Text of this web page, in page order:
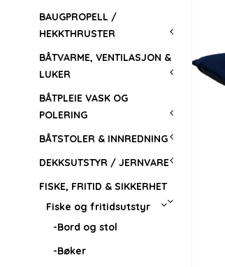
BAUGPROPELL /
HEKKTHRUSTER
BÅTVARME, VENTILASJON &
LUKER
BÅTPLEIE VASK OG
POLERING
BÅTSTOLER & INNREDNING
DEKKSUTSTYR / JERNVARE
FISKE, FRITID & SIKKERHET
Fiske og fritidsutstyr
-Bord og stol
-Bøker